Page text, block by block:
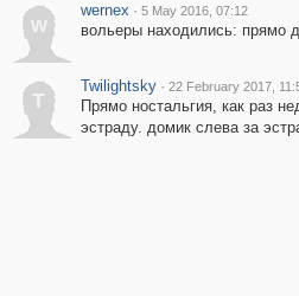
w
wernex · 5 May 2016, 07:12
вольеры находились: прямо
T
Twilightsky · 22 February 2017,
Прямо ностальгия, как раз
эстраду. домик слева за